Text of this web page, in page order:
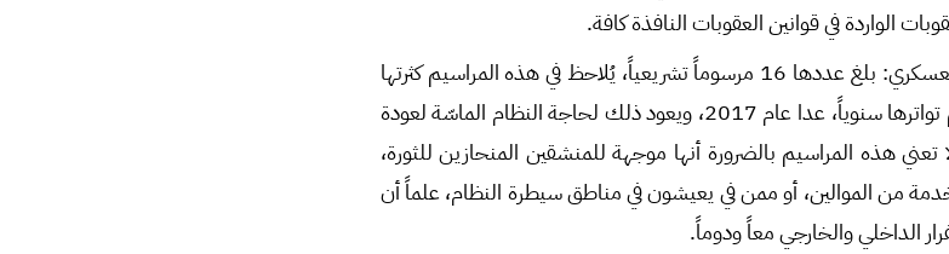
الواردة في قوانين العقوبات النافذة كافة.
مراسيم تتضمن العفو عن جرائم الفرار العسكري: بلغ عددها 16 مرسوماً تشريعياً، يُلاحظ في هذه المراسيم كثرتها
في الأعوام الثلاثة الأولى من عمر الثورة، ثم تواترها سنوياً، عدا عام 2017، ويعود ذلك لحاجة النظام الماسّة لعودة
هذه المراسيم بالضرورة أنها موجهة للمنشقين المنحازين للثورة،
من الموالين، أو ممن في يعيشون في مناطق سيطرة النظام، علماً أن
الداخلي والخارجي معاً ودوماً.